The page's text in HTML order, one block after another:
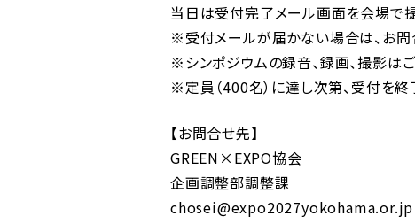
当日は受付完了メール画面を会場で提
※受付メールが届かない場合は、お問
※シンポジウムの録音、録画、撮影はご
※定員（400名）に達し次第、受付を終
【お問合せ先】
GREEN×EXPO協会
企画調整部調整課
chosei@expo2027yokohama.or.jp